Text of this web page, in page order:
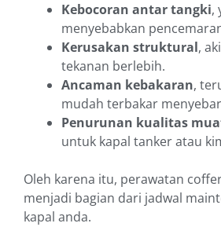
Kebocoran antar tangki,
menyebabkan
Kerusakan struktural,
tekanan berlebih.
Ancaman kebakaran,
mudah terbakar
Penurunan kualitas
untuk kapal tanker atau
Oleh karena itu, perawatan
menjadi bagian dari jadwal
kapal anda.